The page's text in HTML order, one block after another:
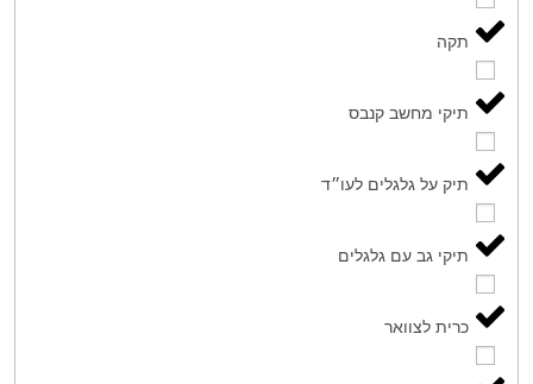
תקה
תיקי מחשב קנבס
תיק על גלגלים לעו״ד
תיקי גב עם גלגלים
כרית לצוואר